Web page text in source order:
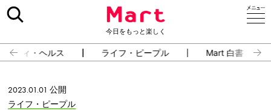
今日をもっと楽しく
ーティ・ヘルス ライフ・ピープル Mart 白書
2023.01.01 公開
ライフ・ピープル